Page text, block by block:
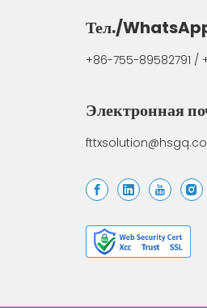
Тел./
+86-755-89582791 /
Электронная